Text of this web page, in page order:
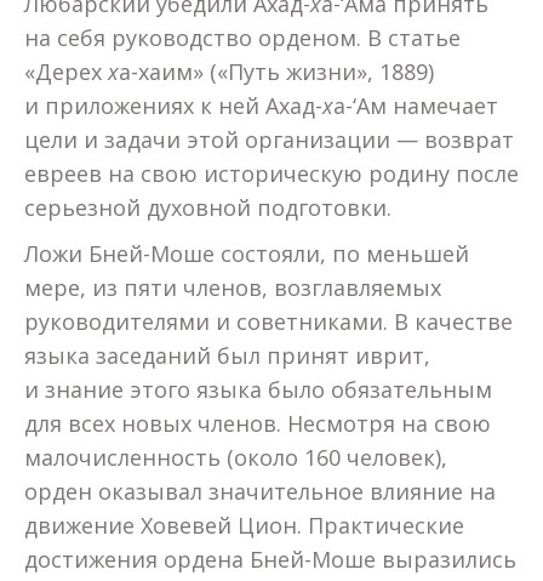
на себя руководство орденом. В статье
«Дерехха-хаим» («Путь жизни», 1889)
и приложениях к ней Ахад-ха-‘Ам намечает
цели и задачи этой организации — возврат
евреев на свою историческую родину после
серьезной духовной подготовки.
Ложи Бней-Моше состояли, по меньшей
мере, из пяти членов, возглавляемых
руководителями и советниками. В качестве
языка заседаний был принят иврит,
и знание этого языка было обязательным
для всех новых членов. Несмотря на свою
малочисленность (около 160 человек),
орден оказывал значительное влияние на
движение Ховевей Цион. Практические
достижения ордена Бней-Моше выразились